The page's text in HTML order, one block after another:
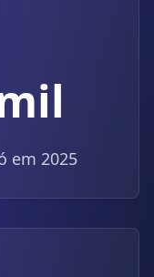
em 2025